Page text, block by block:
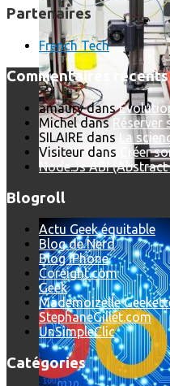
L’intelligence
Partenaires
French Tech
Commentaires récents
amaurydans
MicheldansRéserver
SILAIRE dans
La
Visiteur dans
Créer
Node.Js ABI
Blogroll
Actu Geek équitable
Blog de Nerd
Blog iPhone
Coreight.com
Geek
Mademoizelle
StephaneGillet.com
UnSimpleClic
Catégories